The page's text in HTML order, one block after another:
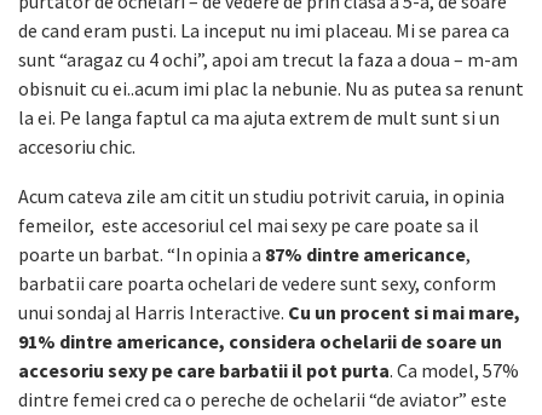
de cand eram pusti. La inceput nu imi placeau. Mi se parea ca
sunt “aragaz cu 4 ochi”, apoi am trecut la faza a doua – m-am
obisnuit cu ei..acum imi plac la nebunie. Nu as putea sa renunt
la ei. Pe langa faptul ca ma ajuta extrem de mult sunt si un
accesoriu chic.
Acum cateva zile am citit un studiu potrivit caruia, in opinia
femeilor, este accesoriul cel mai sexy pe care poate sa il
poarte un barbat. “In opinia a 87% dintre americance,
barbatii care poarta ochelari de vedere sunt sexy, conform
unui sondaj al Harris Interactive. Cu un procent si mai mare,
91% dintre americance, considera ochelarii de soare un
accesoriu sexy pe care barbatii il pot purta. Ca model, 57%
dintre femei cred ca o pereche de ochelarii “de aviator” este